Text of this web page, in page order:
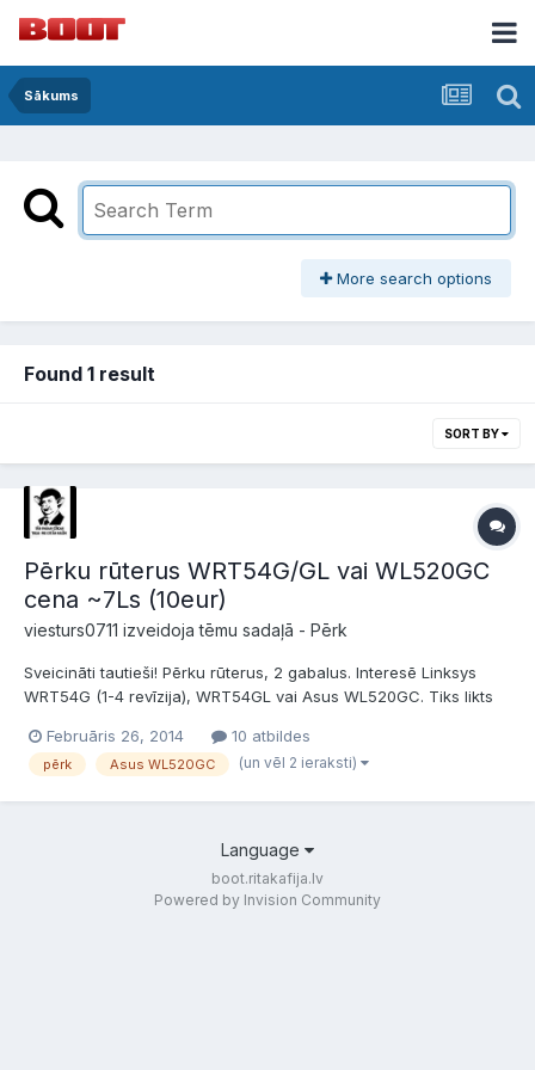
Sākums
More search options
Found 1 result
SORT BY
Pērku rūterus WRT54G/GL vai WL520GC
cena ~7Ls (10eur)
viesturs0711 izveidoja tēmu sadaļā - Pērk
Sveicināti tautieši! Pērku rūterus, 2 gabalus. Interesē Linksys
WRT54G (1-4 revīzija), WRT54GL vai Asus WL520GC. Tiks likts
Gribētos abus uzreiz no viena pārdevēja! Piedāvājumus lūdzu
šeit vai PM. Paldies!
Februāris 26, 2014 10 atbildes
pērk Asus WL520GC (un vēl 2 ieraksti)
Language
boot.ritakafija.lv
Powered by Invision Community